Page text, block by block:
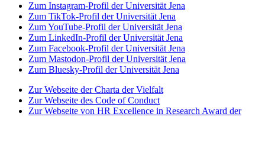
Zum Instagram-Profil der Universität Jena
Zum TikTok-Profil der Universität Jena
Zum YouTube-Profil der Universität Jena
Zum LinkedIn-Profil der Universität Jena
Zum Facebook-Profil der Universität Jena
Zum Mastodon-Profil der Universität Jena
Zum Bluesky-Profil der Universität Jena
Zur Webseite der Charta der Vielfalt
Zur Webseite des Code of Conduct
Zur Webseite von HR Excellence in Research Award der